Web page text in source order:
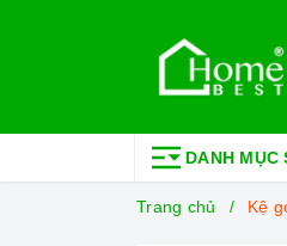
DANH MỤC
Trang chủ Kệ